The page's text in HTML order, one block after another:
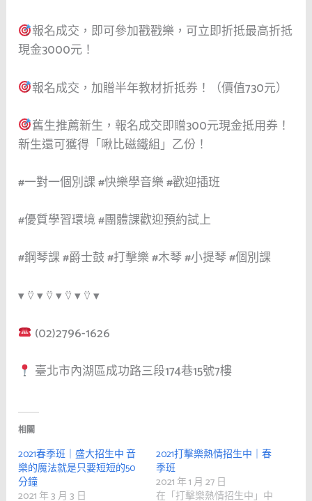
報名成交，即可參加戳戳樂，可立即折抵最高折抵
現金3000元！
報名成交，加贈半年教材折抵券！（價值730元）
舊生推薦新生，報名成交即贈300元現金抵用券！
新生還可獲得「啾比磁鐵組」乙份！
#一對一個別課#快樂學音樂#歡迎插班
#優質學習環境#團體課歡迎預約試上
#鋼琴課#爵士鼓#打擊樂#木琴#小提琴#個別課
▾⍢▾⍢▾⍢▾⍢▾
(02)2796-1626
臺北市內湖區成功路三段174巷15號7樓
相關
2021春季班｜盛大招生中 音
樂的魔法就是只要短短的50
分鐘
2021 年 3 月 3 日
2021打擊樂熱情招生中｜春
季班
2021 年 1 月 27 日
在「打擊樂熱情招生中」中